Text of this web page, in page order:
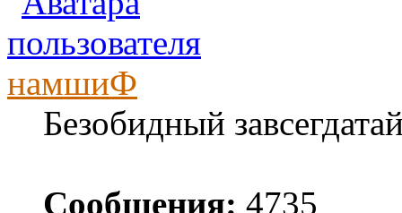
намшиФ
Безобидный
Сообщения: 4735